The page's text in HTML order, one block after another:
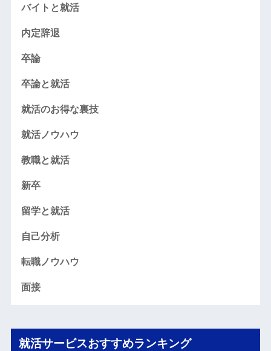
バイトと就活
内定辞退
卒論
卒論と就活
就活のお得な裏技
就活ノウハウ
教職と就活
新卒
留学と就活
自己分析
転職ノウハウ
面接
就活サービスおすすめランキング